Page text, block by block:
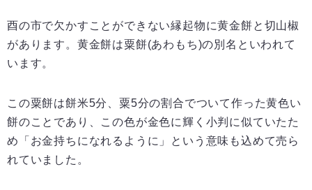
酉の市で欠かすことができない縁起物に黄金餅と切山椒
があります。黄金餅は粟餅(あわもち)の別名といわれて
います。
この粟餅は餅米5分、粟5分の割合でついて作った黄色い
餅のことであり、この色が金色に輝く小判に似ていたた
め「お金持ちになれるように」という意味も込めて売ら
れていました。